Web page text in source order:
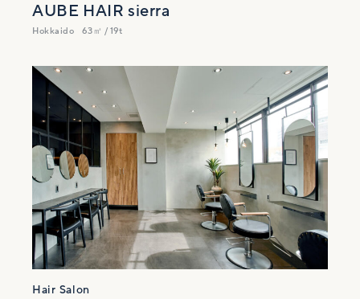
AUBE HAIR sierra
Hokkaido 63㎡ / 19t
Hair Salon